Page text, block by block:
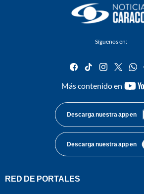
Síguenos en:
facebook
tiktok
Más contenido en
Descarga nuestra app en
Descarga nuestra app en
RED DE PORTALES